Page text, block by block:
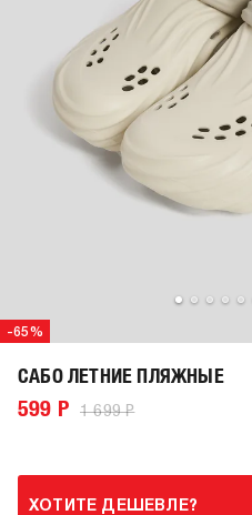
-65%
САБО ЛЕТНИЕ ПЛЯЖНЫЕ
599 Р 1 699 Р
ХОТИТЕ ДЕШЕВЛЕ?